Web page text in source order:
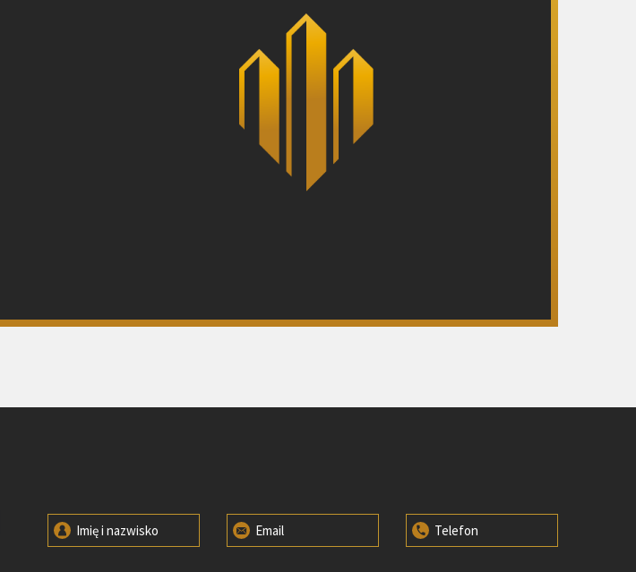
Imię i nazwisko Email Telefon